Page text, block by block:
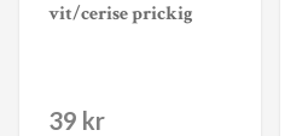
vit/cerise prickig
39 kr